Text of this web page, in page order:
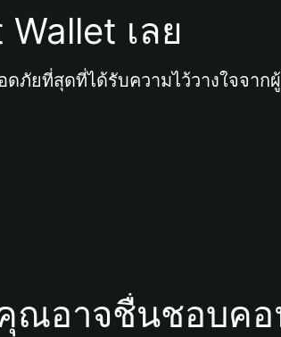
เลย
ภัยที่สุดที่ได้รับความไว้วางใจจา
ณอาจชื่นชอบคอ